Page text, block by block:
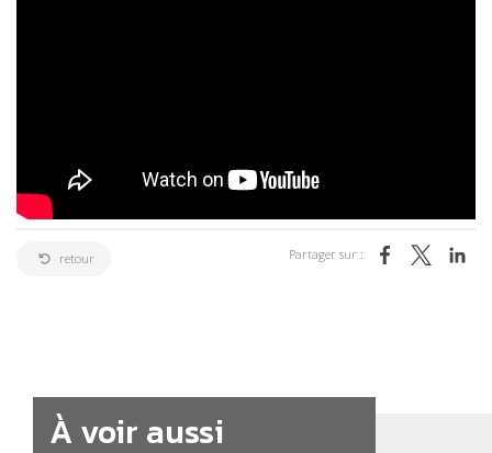
retour Partager sur :
À voir aussi